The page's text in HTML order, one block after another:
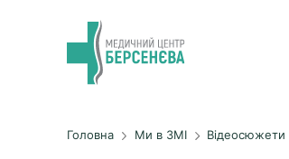
Головна Ми в ЗМІ Відеосюжети